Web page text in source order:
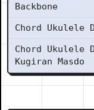
Backbone
Chord Ukulele
Chord Ukulele
Kugiran Masdo